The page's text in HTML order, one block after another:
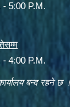
- 5:00 P.M.
- 4:00 P.M.
बन्द रहने छ ।